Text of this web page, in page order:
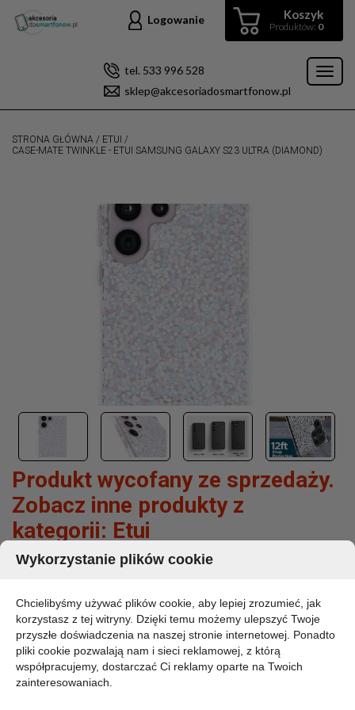
Koszyk
Produktów: 0
Logowanie
tel. 533 996 528
sklep@akcesoriadosmartfonow.pl
STRONA GŁÓWNA / ETUI /
CASE-MATE TWINKLE - ETUI SAMSUNG GALAXY S23 ULTRA (DIAMOND)
Produkt wycofany ze sprzedaży.
Zobacz inne produkty z
kategorii: Etui
GALAXY S23 ULTRA (DIAMOND)
MARKA:
CASE-MATE
KOD PRODUKTU:
CM050398
DOSTĘPNOŚĆ:
Wykorzystanie plików cookie
Chcielibyśmy używać plików cookie, aby lepiej zrozumieć, jak
korzystasz z tej witryny. Dzięki temu możemy ulepszyć Twoje
przyszłe doświadczenia na naszej stronie internetowej. Ponadto
pliki cookie pozwalają nam i sieci reklamowej, z którą
współpracujemy, dostarczać Ci reklamy oparte na Twoich
zainteresowaniach.